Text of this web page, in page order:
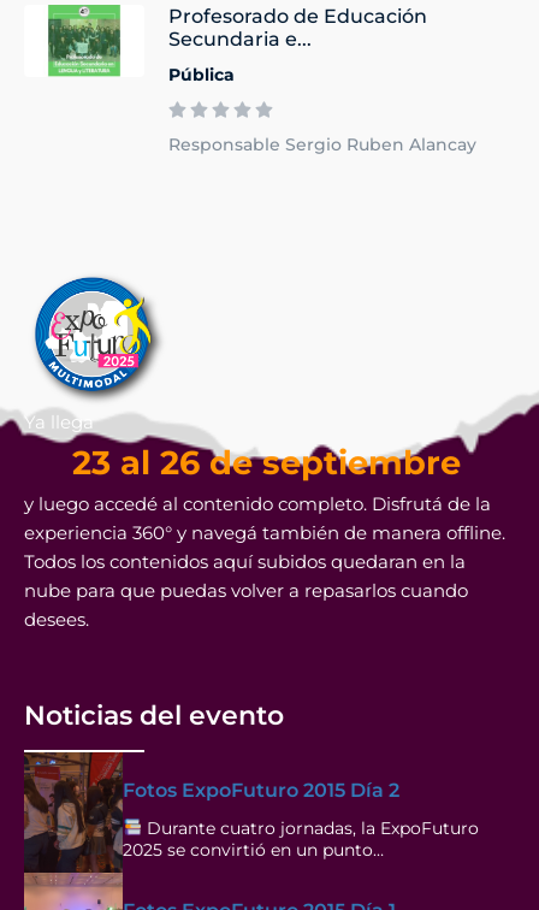
Profesorado de Educación
Secundaria e...
Pública
Responsable Sergio Ruben Alancay
Ya llega
23 al 26 de septiembre
y luego accedé al contenido completo. Disfrutá de la
experiencia 360° y navegá también de manera offline.
Todos los contenidos aquí subidos quedaran en la
nube para que puedas volver a repasarlos cuando
desees.
Noticias del evento
Fotos ExpoFuturo 2015 Día 2
Durante cuatro jornadas, la ExpoFuturo
2025 se convirtió en un punto…